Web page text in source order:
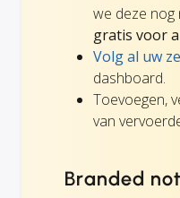
we deze nog
gratis voor
Volg al uw
dashboard.
Toevoegen,
van
Branded